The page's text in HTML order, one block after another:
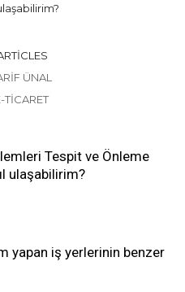
ÜNAL
TICARET
Tespit ve Önleme
ulaşabilirim?
yapan iş yerlerinin benzer